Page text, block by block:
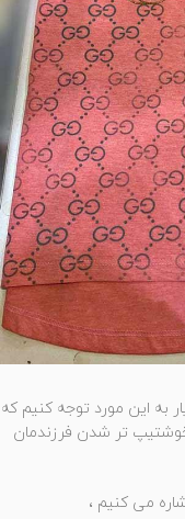
به این مورد توجه کنیم که
تر شدن فرزندمان
می کنیم ،